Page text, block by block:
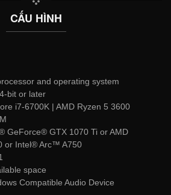
CẤU HÌNH
and operating system
bit or later
i7-6700K | AMD Ryzen 5 3600
GeForce® GTX 1070 Ti or AMD
or Intel® Arc™ A750
space
Compatible Audio Device